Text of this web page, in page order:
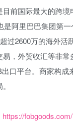
前国际最大的跨境
是阿里巴巴集团第
过2600万的海外活
，外贸收汇等非常
口平台。商家构成
https://fobgoods.com/